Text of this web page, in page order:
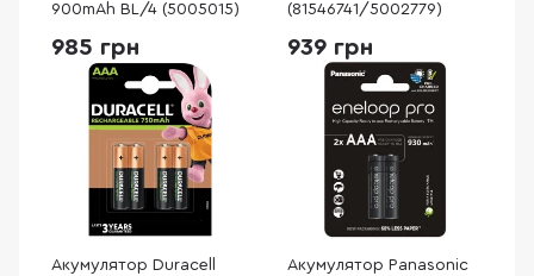
900mAh BL/4 (5005015)
985 грн
(81546741/5002779)
939 грн
Акумулятор Duracell
Акумулятор Panasonic